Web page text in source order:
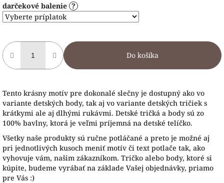
darčekové balenie ?
Do košíka
Tento krásny motív pre dokonalé slečny je dostupný ako vo
variante detských body, tak aj vo variante detských tričiek s
krátkymi ale aj dlhými rukávmi. Detské tričká a body sú zo
100% bavlny, ktorá je veľmi príjemná na detské telíčko.
Všetky naše produkty sú ručne potláčané a preto je možné aj
pri jednotlivých kusoch meniť motív či text potlače tak, ako
vyhovuje vám, našim zákazníkom. Tričko alebo body, ktoré si
kúpite, budeme vyrábať na základe Vašej objednávky, priamo
pre Vás :)